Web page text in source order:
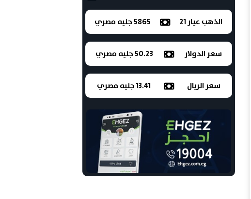
الذهب عيار 21 5865 جنيه مصري
سعر الدولار 50.23 جنيه مصري
سعر الريال 13.41 جنيه مصري